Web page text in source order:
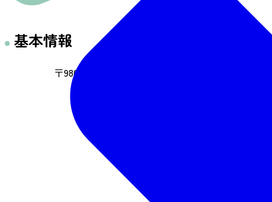
基本情報
〒980-0804 宮城県仙台市青葉区大町1-2-2